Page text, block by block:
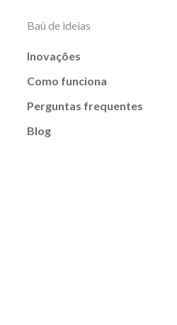
Baú de ideias
Inovações
Como funciona
Perguntas frequentes
Blog